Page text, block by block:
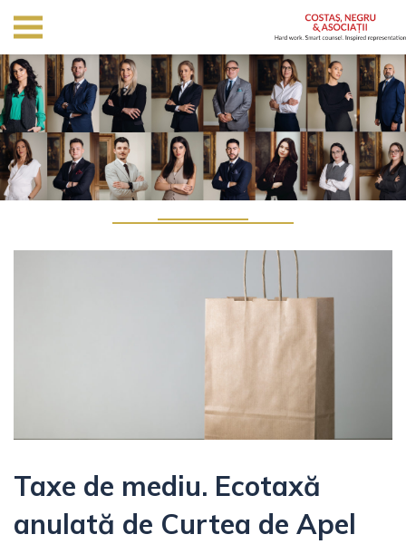
Taxe de mediu. Ecotaxă
anulată de Curtea de Apel